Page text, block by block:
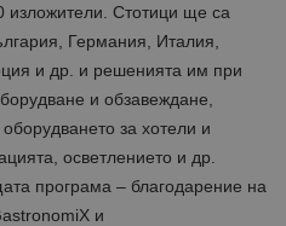
Стотици ще са
Германия, Италия,
и др. и решенията им при
и обзавеждане,
за хотели и
осветлението и др.
програма – благодарение на
и